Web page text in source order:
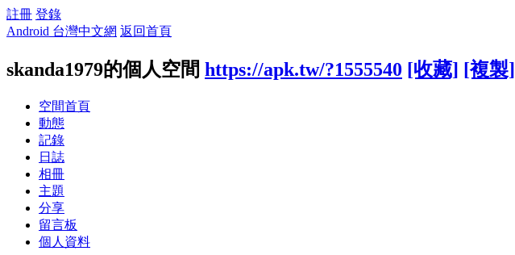
註冊 登錄
Android 台灣中文網 返回首頁
skanda1979的個人空間 https://apk.tw/?1555540 [收藏] [複製]
空間首頁
動態
記錄
日誌
相冊
主題
分享
留言板
個人資料